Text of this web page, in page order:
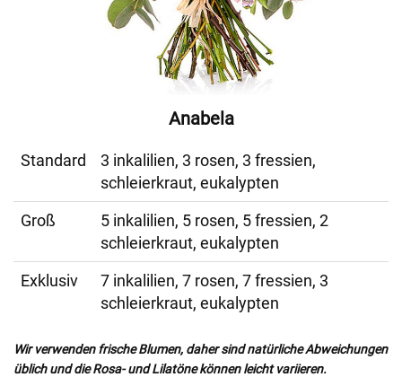
Anabela
Standard
3 inkalilien, 3 rosen, 3 fressien,
schleierkraut, eukalypten
Groß
5 inkalilien, 5 rosen, 5 fressien, 2
schleierkraut, eukalypten
Exklusiv
7 inkalilien, 7 rosen, 7 fressien, 3
schleierkraut, eukalypten
Wir verwenden frische Blumen, daher sind natürliche Abweichungen
üblich und die Rosa- und Lilatöne können leicht variieren.